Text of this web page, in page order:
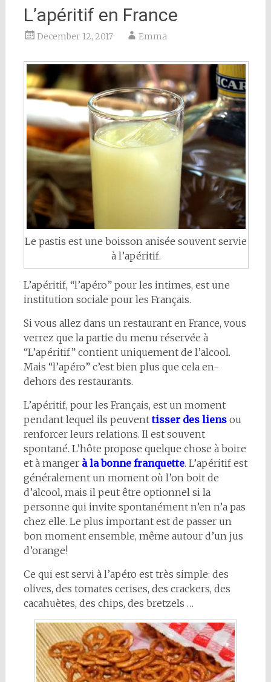
L’apéritif en France
December 12, 2017 Emma
Le pastis est une boisson anisée souvent servie
à l’apéritif.
L’apéritif, “l’apéro” pour les intimes, est une
institution sociale pour les Français.
Si vous allez dans un restaurant en France, vous
verrez que la partie du menu réservée à
“L’apéritif” contient uniquement de l’alcool.
Mais “l’apéro” c’est bien plus que cela en-
dehors des restaurants.
L’apéritif, pour les Français, est un moment
pendant lequel ils peuventtisser des liens ou
renforcer leurs relations. Il est souvent
spontané. L’hôte propose quelque chose à boire
et à manger à la bonne franquette. L’apéritif est
généralement un moment où l’on boit de
d’alcool, mais il peut être optionnel si la
personne qui invite spontanément n’en n’a pas
chez elle. Le plus important est de passer un
bon moment ensemble, même autour d’un jus
d’orange!
Ce qui est servi à l’apéro est très simple: des
olives, des tomates cerises, des crackers, des
cacahuètes, des chips, des bretzels …